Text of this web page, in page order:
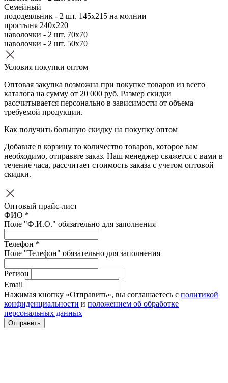
Семейный
пододеяльник - 2 шт. 145х215 на молнии
простыня 240х220
наволочки - 2 шт. 70х70
наволочки - 2 шт. 50х70
Условия покупки оптом
Оптовая закупка возможна при покупке товаров из всего
каталога на сумму от 20 000 руб. Размер скидки
рассчитывается персонально в зависимости от объема
требуемой продукции.
Как получить большую скидку на покупку оптом
Добавьте в корзину то количество товаров, которое вам
необходимо, отправьте заказ. Наш менеджер свяжется с вами в
течение часа, рассчитает стоимость заказа с учетом оптовой
скидки.
Оптовый прайс-лист
ФИО *
Поле "Ф.И.О." обязательно для заполнения
Телефон *
Поле "Телефон" обязательно для заполнения
Регион
Email
Нажимая кнопку «Отправить», вы соглашаетесь с политикой
конфиденциальности и положением об обработке
персональных данных
Отправить